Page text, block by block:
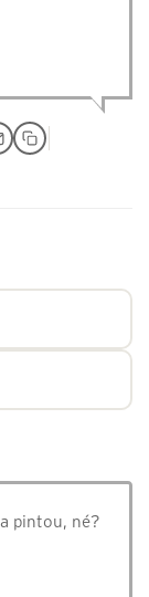
pintou, né?